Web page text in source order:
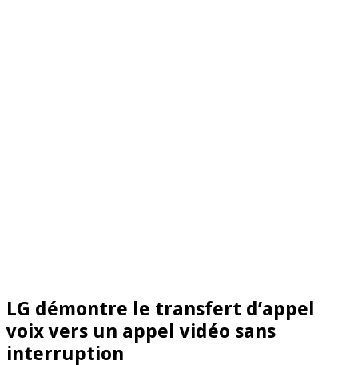
LG démontre le transfert d’appel
voix vers un appel vidéo sans
interruption